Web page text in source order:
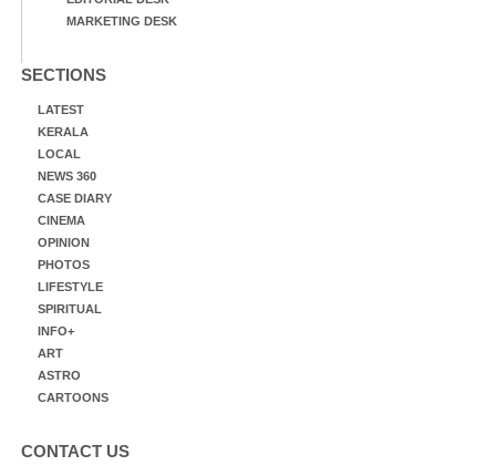
MARKETING DESK
SECTIONS
LATEST
KERALA
LOCAL
NEWS 360
CASE DIARY
CINEMA
OPINION
PHOTOS
LIFESTYLE
SPIRITUAL
INFO+
ART
ASTRO
CARTOONS
CONTACT US